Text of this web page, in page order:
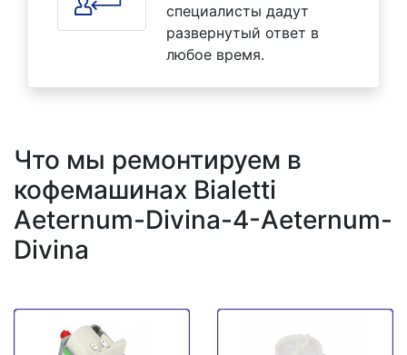
специалисты дадут
развернутый ответ в
любое время.
Что мы ремонтируем в
кофемашинах Bialetti
Aeternum-Divina-4-Aeternum-
Divina